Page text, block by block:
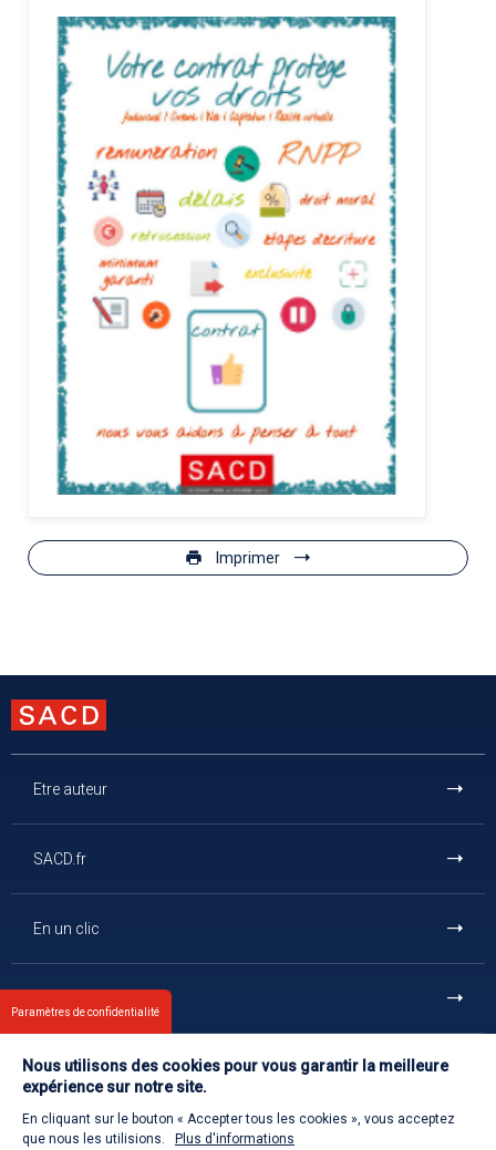
Imprimer
Etre auteur
SACD.fr
En un clic
Contact
Retour à l'accueil
Paramètres de confidentialité
Nous utilisons des cookies pour vous garantir la meilleure
expérience sur notre site.
En cliquant sur le bouton « Accepter tous les cookies », vous acceptez
que nous les utilisions.
Plus d'informations